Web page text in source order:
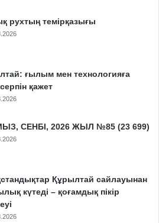
рухтың темірқазығы
ғылым мен технологияға
қажет
СЕНБІ, 2026 ЖЫЛ №85 (23 699)
Құрылтай сайлауынан
күтеді – қоғамдық пікір